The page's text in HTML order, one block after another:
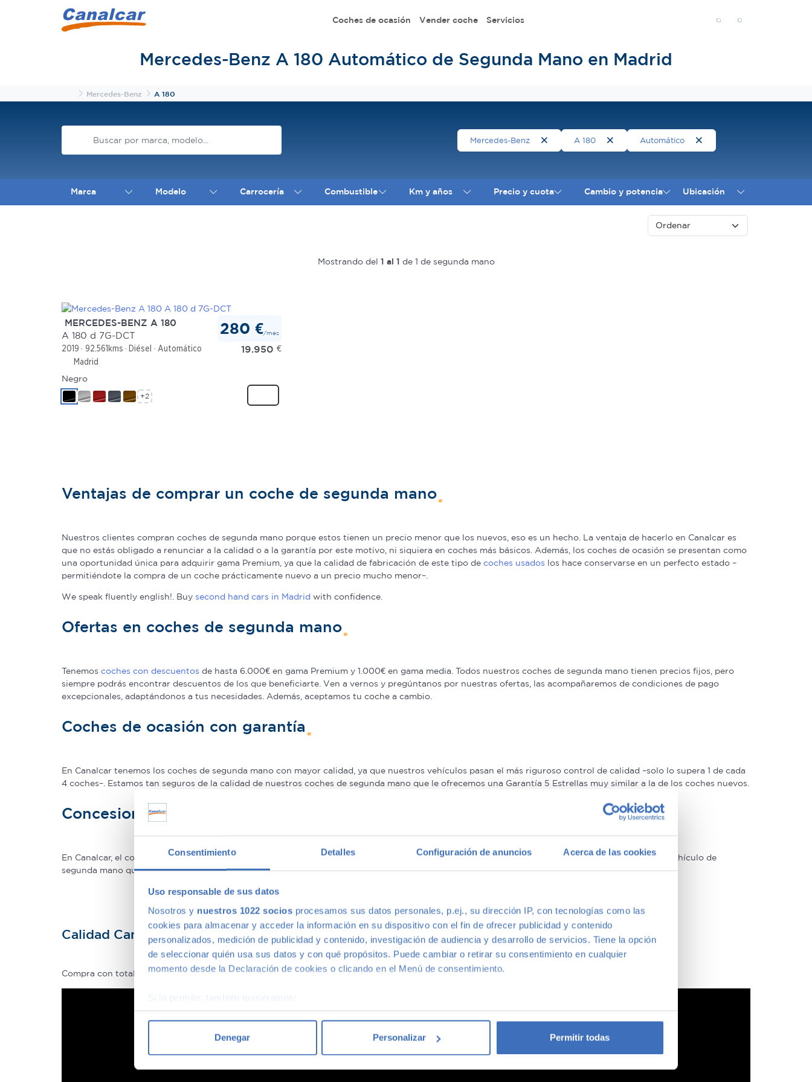
Consentimiento Detalles Configuración de anuncios Acerca de las cookies
Uso responsable de sus datos
Nosotros y nuestros 1022 socios procesamos sus datos personales, p.ej., su dirección IP, con tecnologías como las
cookies para almacenar y acceder la información en su dispositivo con el fin de ofrecer publicidad y contenido
personalizados, medición de publicidad y contenido, investigación de audiencia y desarrollo de servicios. Tiene la opción
de seleccionar quién usa sus datos y con qué propósitos. Puede cambiar o retirar su consentimiento en cualquier
momento desde la Declaración de cookies o clicando en el Menú de consentimiento.
Si lo permite, también quisiéramos:
Recopilar información sobre su ubicación geográfica que puede tener una precisión de varios metros
Obtenga más información sobre cómo se procesan sus datos personales y establezca sus preferencias en la
Denegar Personalizar Permitir todas
Coches de ocasión Vender coche Servicios
Mercedes-Benz A 180 Automático de Segunda Mano en Madrid
InicioMercedes-Benz A 180
Mercedes-Benz A 180 Automático
Marca Modelo Carrocería Combustible Km y años Precio y cuota Cambio y potencia Ubicación
Mostrando del 1 al 1 de 1 de segunda mano
MERCEDES-BENZ A 180
A 180 d 7G-DCT
2019 92.561kms Diésel
Automático
Madrid
280 €/mes
19.950 €
Negro
+2
Ventajas de comprar un coche de segunda mano
Nuestros clientes compran coches de segunda mano porque estos tienen un precio menor que los nuevos, eso es un hecho. La ventaja de hacerlo en Canalcar es
que no estás obligado a renunciar a la calidad o a la garantía por este motivo, ni siquiera en coches más básicos. Además, los coches de ocasión se presentan como
una oportunidad única para adquirir gama Premium, ya que la calidad de fabricación de este tipo de coches usados los hace conservarse en un perfecto estado –
permitiéndote la compra de un coche prácticamente nuevo a un precio mucho menor–.
We speak fluently english!. Buy second hand cars in Madrid with confidence.
Ofertas en coches de segunda mano
Tenemos coches con descuentos de hasta 6.000€ en gama Premium y 1.000€ en gama media. Todos nuestros coches de segunda mano tienen precios fijos, pero
siempre podrás encontrar descuentos de los que beneficiarte. Ven a vernos y pregúntanos por nuestras ofertas, las acompañaremos de condiciones de pago
excepcionales, adaptándonos a tus necesidades. Además, aceptamos tu coche a cambio.
Coches de ocasión con garantía
En Canalcar tenemos los coches de segunda mano con mayor calidad, ya que nuestros vehículos pasan el más riguroso control de calidad –solo lo supera 1 de cada
4 coches–. Estamos tan seguros de la calidad de nuestros coches de segunda mano que le ofrecemos una Garantía 5 Estrellas muy similar a la de los coches nuevos.
Concesionario de ocasión multimarca
En Canalcar, el concesionario de coches de ocasión más grande de Madrid, disponemos de una gran variedad de marcas y modelos. Encuentra el vehículo de
segunda mano que mejor se adapte a tus necesidades, con la mejor relación calidad-precio. O si lo prefieres, ven a vernos y te aconsejamos.
Calidad Canalcar
Compra con total tranquilidad, sólo 1 de cada 4 coches acaba siendo un coche Canalcar.Saber más.